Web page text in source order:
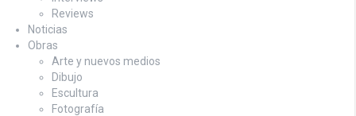
Reviews
Noticias
Obras
Arte y nuevos medios
Dibujo
Escultura
Fotografía